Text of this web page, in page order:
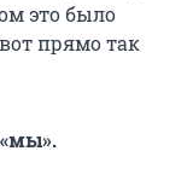
это было
прямо так
«мы».